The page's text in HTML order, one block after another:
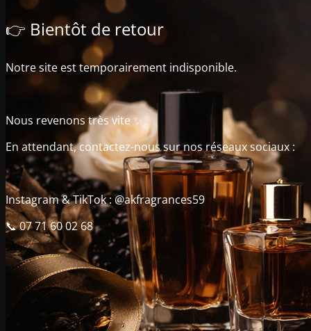
👉 Bientôt de retour
Notre site est temporairement indisponible.
Nous revenons très vite ✨
En attendant, contactez-nous sur nos réseaux sociaux :
Instagram & TikTok : @akfragrances59
📞 07 71 60 02 68